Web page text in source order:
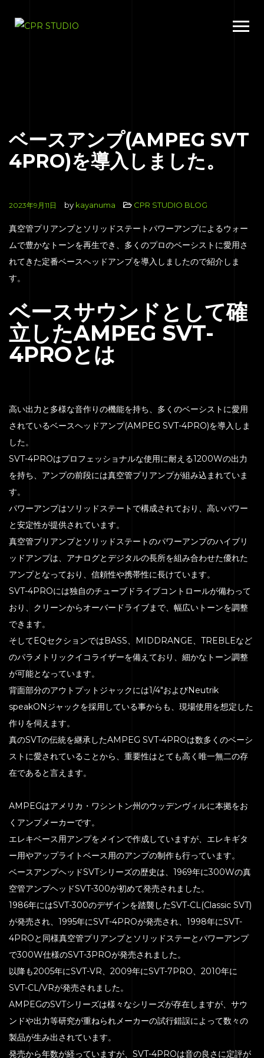
ベースアンプ(AMPEG SVT
4PRO)を導入しました。
2023年9月11日 by kayanuma CPR STUDIO BLOG
真空管プリアンプとソリッドステートパワーアンプによるウォー
ムで豊かなトーンを再生でき、多くのプロのベーシストに愛用さ
れてきた定番ベースヘッドアンプを導入しましたので紹介しま
す。
ベースサウンドとして確
立したAMPEG SVT-
4PROとは
高い出力と多様な音作りの機能を持ち、多くのベーシストに愛用
されているベースヘッドアンプ(AMPEG SVT-4PRO)を導入しま
した。
SVT-4PROはプロフェッショナルな使用に耐える1200Wの出力
を持ち、アンプの前段には真空管プリアンプが組み込まれていま
す。
パワーアンプはソリッドステートで構成されており、高いパワー
と安定性が提供されています。
真空管プリアンプとソリッドステートのパワーアンプのハイブリ
ッドアンプは、アナログとデジタルの長所を組み合わせた優れた
アンプとなっており、信頼性や携帯性に長けています。
SVT-4PROには独自のチューブドライブコントロールが備わって
おり、クリーンからオーバードライブまで、幅広いトーンを調整
できます。
そしてEQセクションではBASS、MIDDRANGE、TREBLEなど
のパラメトリックイコライザーを備えており、細かなトーン調整
が可能となっています。
背面部分のアウトプットジャックには1/4″およびNeutrik
speakONジャックを採用している事からも、現場使用を想定した
作りを伺えます。
真のSVTの伝統を継承したAMPEG SVT-4PROは数多くのベーシ
ストに愛されていることから、重要性はとても高く唯一無二の存
在であると言えます。
AMPEGはアメリカ・ワシントン州のウッデンヴィルに本拠をお
くアンプメーカーです。
エレキベース用アンプをメインで作成していますが、エレキギタ
ー用やアップライトベース用のアンプの制作も行っています。
ベースアンプヘッドSVTシリーズの歴史は、1969年に300Wの真
空管アンプヘッドSVT-300が初めて発売されました。
1986年にはSVT-300のデザインを踏襲したSVT-CL(Classic SVT)
が発売され、1995年にSVT-4PROが発売され、1998年にSVT-
4PROと同様真空管プリアンプとソリッドステーとパワーアンプ
で300W仕様のSVT-3PROが発売されました。
以降も2005年にSVT-VR、2009年にSVT-7PRO、2010年に
SVT-CL/VRが発売されました。
AMPEGのSVTシリーズは様々なシリーズが存在しますが、サウ
ンドや出力等研究が重ねられメーカーの試行錯誤によって数々の
製品が生み出されています。
発売から年数が経っていますが、SVT-4PROは音の良さに定評が